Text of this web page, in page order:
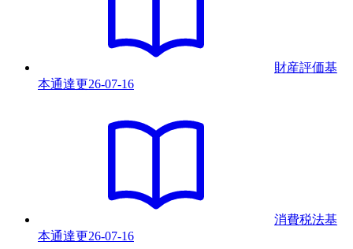
財産評価基
本通達更26-07-16
消費税法基
本通達更26-07-16